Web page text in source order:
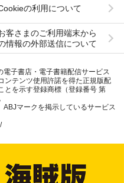
の利用について
客さまのご利用端末から
情報の外部送信について
電子書店・電子書籍配信サービス
ンテンツ使用許諾を得た正規版配
とを示す登録商標（登録番号 第
ABJマークを掲示しているサービス